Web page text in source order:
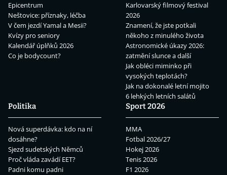
Epicentrum
Neštovice: příznaky, léčba
V čem jezdí Yamal a Mesii?
Kvízy pro seniory
Kalendář úplňků 2026
Co je bodycount?
Karlovarský filmový festival
2026
Znamení, že jste potkali
někoho z minulého života
Astronomické úkazy 2026:
zatmění slunce a další
Jak obléci miminko při
vysokých teplotách?
Jak na dokonalé letní mojito
6 lehkých letních salátů
Politika
Nová superdávka: kdo na ní
dosáhne?
Sjezd sudetských Němců
Proč vláda zavádí EET?
Padni komu padni
Sport 2026
MMA
Fotbal 2026/27
Hokej 2026
Tenis 2026
F1 2026